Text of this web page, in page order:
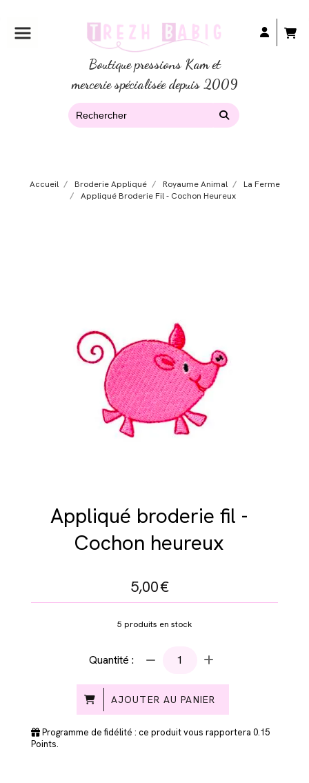
Boutique pressions Kam et
mercerie spécialisée depuis 2009
Accueil Broderie Appliqué Royaume Animal
La Ferme
Appliqué Broderie Fil - Cochon Heureux
Appliqué broderie fil -
Cochon heureux
5,00€
5 produits en stock
Quantité :
AJOUTER AU PANIER
Programme de fidélité : ce produit vous rapportera 0.15
Points.